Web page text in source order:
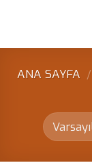
content
ANA SAYFA /